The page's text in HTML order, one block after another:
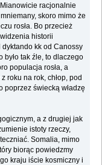
racjonalnie
skoro mimo że
rosła. Bo przecież
historii
dyktando kk od Canossy
było tak źle, to dlaczego
populacja rosła, a
z roku na rok, chłop, pod
poprzez świecką władzę
a z drugiej jak
istoty rzeczy,
Somalia, mimo
biorąc powiedzmy
kraju iście kosmiczny i